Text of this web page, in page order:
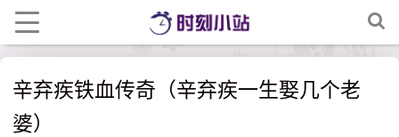
辛弃疾铁血传奇（辛弃疾一生娶几个老
婆）